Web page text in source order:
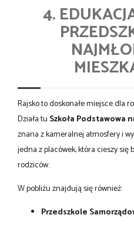
4.
Rajsko to doskonałe miejsce dla
Działa tu Szkoła Podstawowa
znana z kameralnej atmosfery i
jedna z placówek, która cieszy
rodziców.
W pobliżu znajdują się również:
Przedszkole